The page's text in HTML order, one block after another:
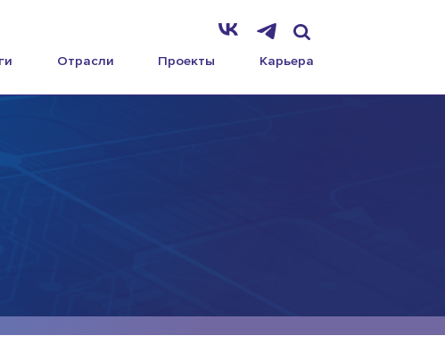
Отрасли Проекты Карьера